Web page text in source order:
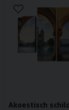
Akoestisch